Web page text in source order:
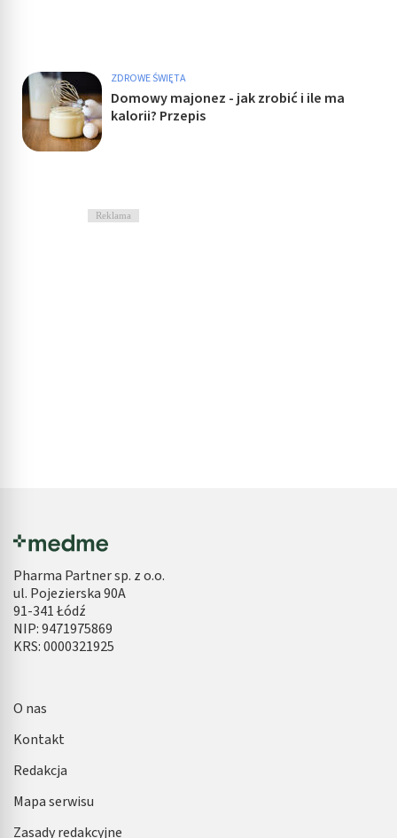
ZDROWE ŚWIĘTA
Domowy majonez - jak zrobić i ile ma
kalorii? Przepis
Reklama
Pharma Partner sp. z o.o.
ul. Pojezierska 90A
91-341 Łódź
NIP: 9471975869
KRS: 0000321925
O nas
Kontakt
Redakcja
Mapa serwisu
Zasady redakcyjne